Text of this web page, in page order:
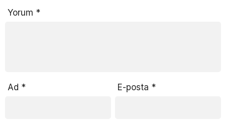
Yorum *
Ad * E-posta *